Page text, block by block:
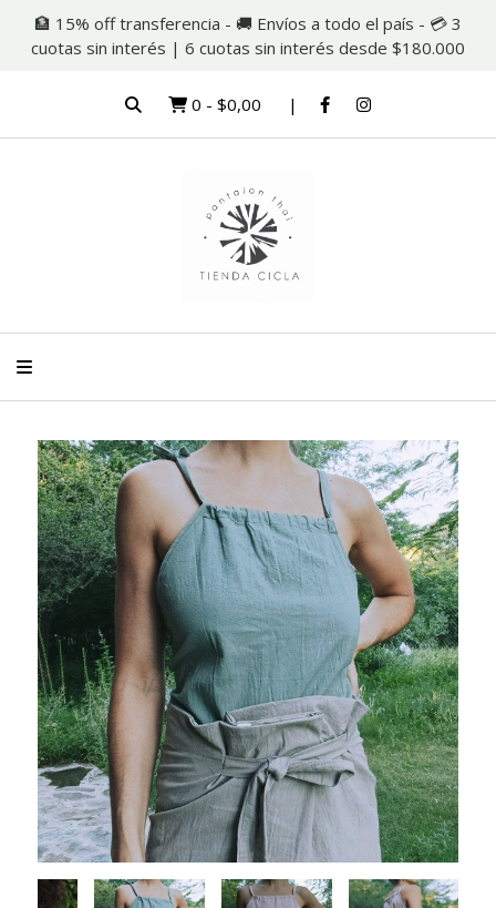
🏦 15% off transferencia - 🚚 Envíos a todo el país - 💳 3
cuotas sin interés | 6 cuotas sin interés desde $180.000
0 - $0,00